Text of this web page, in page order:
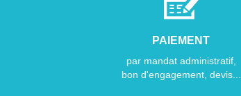
PAIEMENT
par mandat administratif,
bon d'engagement, devis...